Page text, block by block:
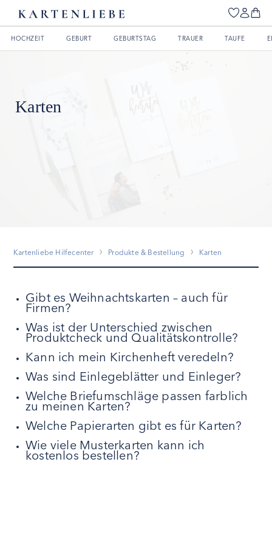
HOCHZEIT GEBURT GEBURTSTAG TRAUER TAUFE
Karten
Kartenliebe Hilfecenter Produkte & Bestellung Karten
Gibt es Weihnachtskarten – auch für
Firmen?
Was ist der Unterschied zwischen
Produktcheck und Qualitätskontrolle?
Kann ich mein Kirchenheft veredeln?
Was sind Einlegeblätter und Einleger?
Welche Briefumschläge passen farblich
zu meinen Karten?
Welche Papierarten gibt es für Karten?
Wie viele Musterkarten kann ich
kostenlos bestellen?